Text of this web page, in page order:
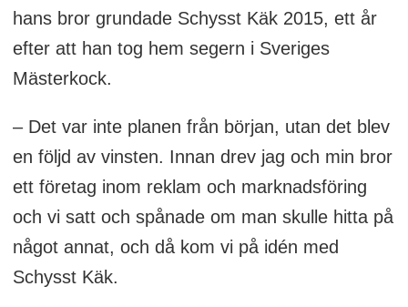
hans bror grundade Schysst Käk 2015, ett år
efter att han tog hem segern i Sveriges
Mästerkock.
– Det var inte planen från början, utan det blev
en följd av vinsten. Innan drev jag och min bror
ett företag inom reklam och marknadsföring
och vi satt och spånade om man skulle hitta på
något annat, och då kom vi på idén med
Schysst Käk.